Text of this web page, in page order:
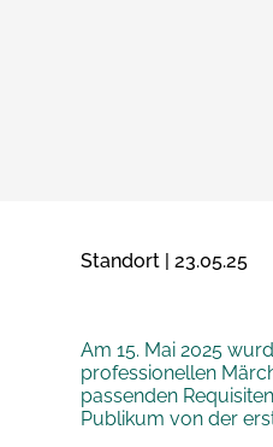
Standort | 23.05.25
Am 15. Mai 2025
professionellen
passenden
Publikum von der